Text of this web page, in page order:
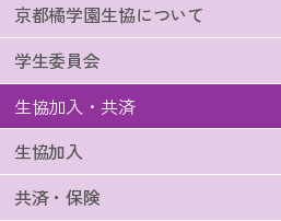
京都橘学園生協について
学生委員会
生協加入・共済
生協加入
共済・保険